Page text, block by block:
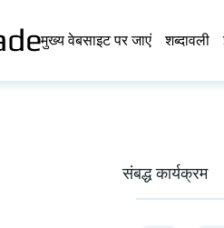
मुख्य वेबसाइट पर जाएं शब्दावली
संबद्ध कार्यक्रम